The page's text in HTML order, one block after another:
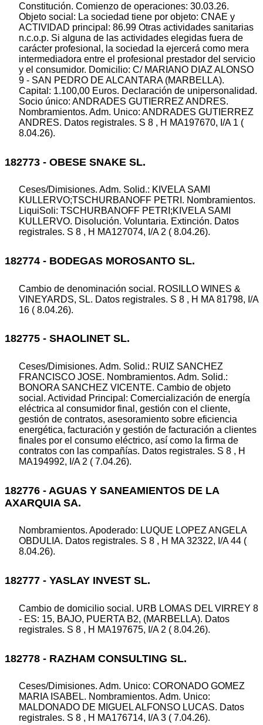
Constitución. Comienzo de operaciones: 30.03.26.
Objeto social: La sociedad tiene por objeto: CNAE y
ACTIVIDAD principal: 86.99 Otras actividades sanitarias
n.c.o.p. Si alguna de las actividades elegidas fuera de
carácter profesional, la sociedad la ejercerá como mera
intermediadora entre el profesional prestador del servicio
y el consumidor. Domicilio: C/ MARIANO DIAZ ALONSO
9 - SAN PEDRO DE ALCANTARA (MARBELLA).
Capital: 1.100,00 Euros. Declaración de unipersonalidad.
Socio único: ANDRADES GUTIERREZ ANDRES.
Nombramientos. Adm. Unico: ANDRADES GUTIERREZ
ANDRES. Datos registrales. S 8 , H MA197670, I/A 1 (
8.04.26).
182773 - OBESE SNAKE SL.
Ceses/Dimisiones. Adm. Solid.: KIVELA SAMI
KULLERVO;TSCHURBANOFF PETRI. Nombramientos.
LiquiSoli: TSCHURBANOFF PETRI;KIVELA SAMI
KULLERVO. Disolución. Voluntaria. Extinción. Datos
registrales. S 8 , H MA127074, I/A 2 ( 8.04.26).
182774 - BODEGAS MOROSANTO SL.
Cambio de denominación social. ROSILLO WINES &
VINEYARDS, SL. Datos registrales. S 8 , H MA 81798, I/A
16 ( 8.04.26).
182775 - SHAOLINET SL.
Ceses/Dimisiones. Adm. Solid.: RUIZ SANCHEZ
FRANCISCO JOSE. Nombramientos. Adm. Solid.:
BONORA SANCHEZ VICENTE. Cambio de objeto
social. Actividad Principal: Comercialización de energía
eléctrica al consumidor final, gestión con el cliente,
gestión de contratos, asesoramiento sobre eficiencia
energética, facturación y gestión de facturación a clientes
finales por el consumo eléctrico, así como la firma de
contratos con las compañías. Datos registrales. S 8 , H
MA194992, I/A 2 ( 7.04.26).
182776 - AGUAS Y SANEAMIENTOS DE LA
AXARQUIA SA.
Nombramientos. Apoderado: LUQUE LOPEZ ANGELA
OBDULIA. Datos registrales. S 8 , H MA 32322, I/A 44 (
8.04.26).
182777 - YASLAY INVEST SL.
Cambio de domicilio social. URB LOMAS DEL VIRREY 8
- ES: 15, BAJO, PUERTA B2, (MARBELLA). Datos
registrales. S 8 , H MA197675, I/A 2 ( 8.04.26).
182778 - RAZHAM CONSULTING SL.
Ceses/Dimisiones. Adm. Unico: CORONADO GOMEZ
MARIA ISABEL. Nombramientos. Adm. Unico:
MALDONADO DE MIGUEL ALFONSO LUCAS. Datos
registrales. S 8 , H MA176714, I/A 3 ( 7.04.26).